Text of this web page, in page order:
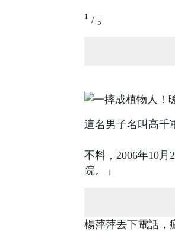
1 / 5
這名男子名叫高千
不料，2006年10
院。」
楊萍萍丟下電話，